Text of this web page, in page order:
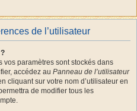
de l’utilisateur
vos paramètres sont stockés dans
accédez au Panneau de l’utilisateur
cliquant sur votre nom d’utilisateur en
de modifier tous les